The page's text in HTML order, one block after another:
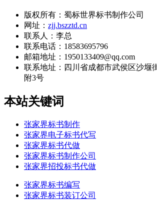
版权所有：蜀标世界标书制作公司
网址： zjj.bszztd.cn
联系人：李总
联系电话：18583695796
邮箱地址：1950133409@qq.com
联系地址： 四川省成都市武侯区沙堰
附3号
本站关键词
张家界标书制作
张家界电子标书代写
张家界标书代做
张家界标书制作公司
张家界招投标书代做
张家界标书编写
张家界标书装订公司